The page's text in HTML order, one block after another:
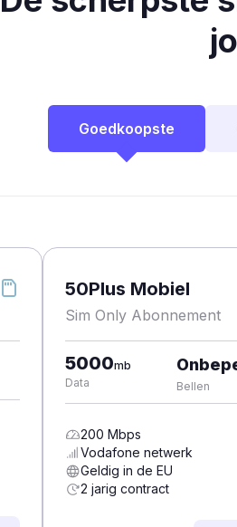
Goedkoopste
50Plus Mobiel
Sim Only Abonnement
5000mb
Data
Bellen
200 Mbps
Vodafone netwerk
Geldig in de EU
2 jarig contract